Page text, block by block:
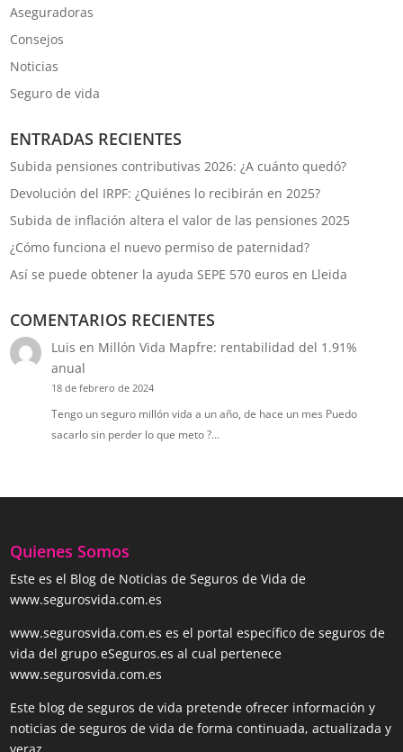
Aseguradoras
Consejos
Noticias
Seguro de vida
ENTRADAS RECIENTES
Subida pensiones contributivas 2026: ¿A cuánto quedó?
Devolución del IRPF: ¿Quiénes lo recibirán en 2025?
Subida de inflación altera el valor de las pensiones 2025
¿Cómo funciona el nuevo permiso de paternidad?
Así se puede obtener la ayuda SEPE 570 euros en Lleida
COMENTARIOS RECIENTES
Luis en Millón Vida Mapfre: rentabilidad del 1.91%
anual
18 de febrero de 2024
Tengo un seguro millón vida a un año, de hace un mes Puedo
sacarlo sin perder lo que meto ?…
Quienes Somos
Este es el Blog de Noticias de Seguros de Vida de
www.segurosvida.com.es
www.segurosvida.com.es es el portal específico de seguros de
vida del grupo eSeguros.es al cual pertenece
www.segurosvida.com.es
Este blog de seguros de vida pretende ofrecer información y
noticias de seguros de vida de forma continuada, actualizada y
veraz.